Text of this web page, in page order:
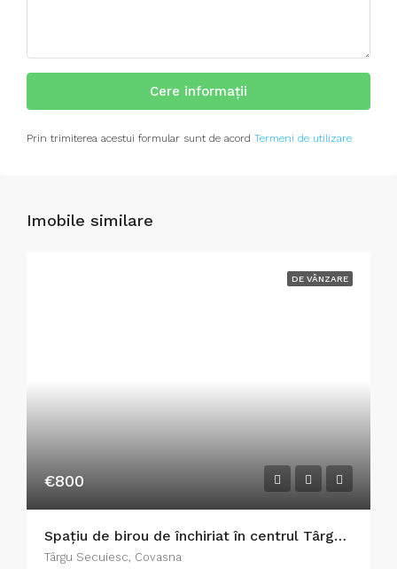
Cere informații
Prin trimiterea acestui formular sunt de acord Termeni de utilizare
Imobile similare
DE VÂNZARE
€800
Spațiu de birou de închiriat în centrul Târgu Secuiesc!
Târgu Secuiesc, Covasna